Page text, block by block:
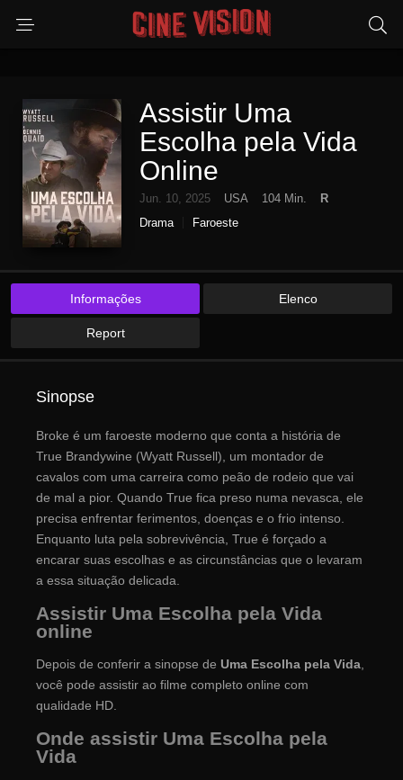
Assistir Uma
Escolha pela Vida
Online
Jun. 10, 2025 USA 104 Min.
R
Drama
Faroeste
Informações Elenco
Report
Sinopse
Broke é um faroeste moderno que conta a história de
True Brandywine (Wyatt Russell), um montador de
cavalos com uma carreira como peão de rodeio que vai
de mal a pior. Quando True fica preso numa nevasca, ele
precisa enfrentar ferimentos, doenças e o frio intenso.
Enquanto luta pela sobrevivência, True é forçado a
encarar suas escolhas e as circunstâncias que o levaram
a essa situação delicada.
Assistir Uma Escolha pela Vida
online
Depois de conferir a sinopse de Uma Escolha pela Vida
você pode assistir ao filme completo online com
qualidade HD.
Onde assistir Uma Escolha pela
Vida